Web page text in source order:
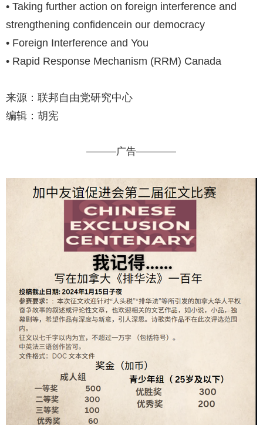
• Taking further action on foreign interference and
strengthening confidencein our democracy
• Foreign Interference and You
• Rapid Response Mechanism (RRM) Canada
来源：联邦自由党研究中心
编辑：胡宪
———广告————